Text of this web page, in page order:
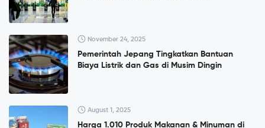
November 24, 2025
Pemerintah Jepang Tingkatkan Bantuan
Biaya Listrik dan Gas di Musim Dingin
August 1, 2025
Harga 1.010 Produk Makanan & Minuman di